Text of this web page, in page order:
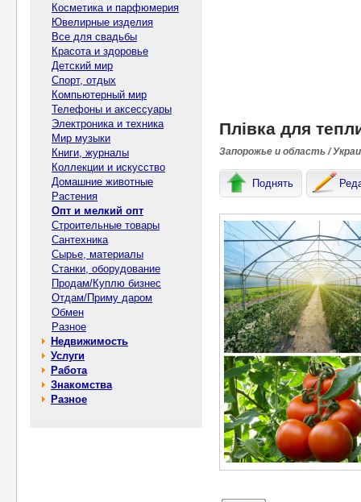
Косметика и парфюмерия
Ювелирные изделия
Все для свадьбы
Красота и здоровье
Детский мир
Спорт, отдых
Компьютерный мир
Телефоны и аксессуары
Электроника и техника
Мир музыки
Книги, журналы
Коллекции и искусство
Домашние животные
Растения
Опт и мелкий опт
Строительные товары
Сантехника
Сырье, материалы
Станки, оборудование
Продам/Куплю бизнес
Отдам/Приму даром
Обмен
Разное
Недвижимость
Услуги
Работа
Знакомства
Разное
Плівка для
Запорожье и область /
Поднять